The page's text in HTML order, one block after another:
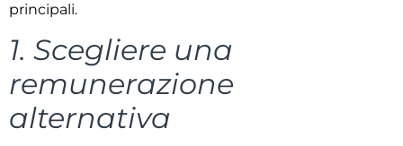
principali.
1. Scegliere una
remunerazione
alternativa